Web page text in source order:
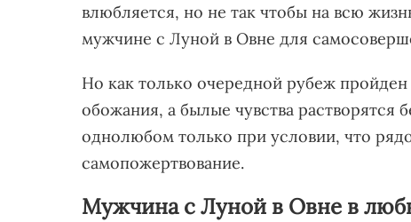
влюбляется, но не так чтобы на всю
мужчине с Луной в Овне для
Но как только очередной рубеж
обожания, а былые чувства
однолюбом только при условии, что
самопожертвование.
Мужчина с Луной в Овне в